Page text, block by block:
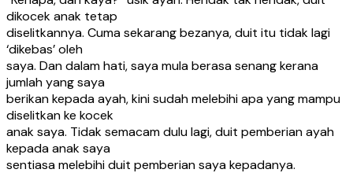
dikocek anak tetap
diselitkannya. Cuma sekarang bezanya, duit itu tidak lagi
‘dikebas’ oleh
saya. Dan dalam hati, saya mula berasa senang kerana
jumlah yang saya
berikan kepada ayah, kini sudah melebihi apa yang mampu
diselitkan ke kocek
anak saya. Tidak semacam dulu lagi, duit pemberian ayah
kepada anak saya
sentiasa melebihi duit pemberian saya kepadanya.